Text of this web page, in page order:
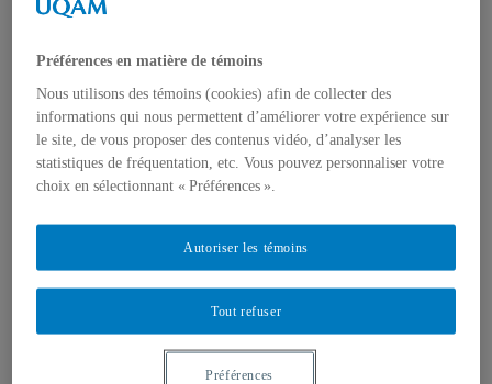
Département de musique
Département d'études littéraires
Département d'histoire de l'art
École de design
École des arts visuels et médiatiques
École supérieure de théâtre
Institut du patrimoine
Département de communication sociale et publique
École de langues
Département de didactique
Département de didactique des langues
Préférences en matière de témoins
Nous utilisons des témoins (cookies) afin de collecter des
informations qui nous permettent d’améliorer votre expérience sur
le site, de vous proposer des contenus vidéo, d’analyser les
statistiques de fréquentation, etc. Vous pouvez personnaliser votre
choix en sélectionnant « Préférences ».
Tout refuser
Autoriser les témoins
Préférences